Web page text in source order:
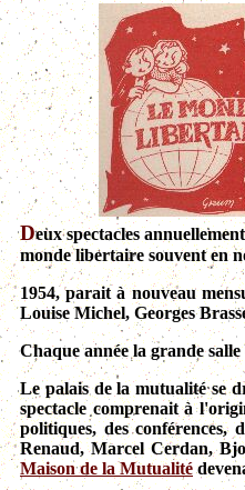
Deux spectacles
monde libertaire souvent en
1954, parait à nouveau
Louise Michel, Georges
Chaque année la grande
Le palais de la mutualité se
spectacle comprenait à
politiques, des conférences,
Renaud, Marcel Cerdan,
Maison de la Mutualité